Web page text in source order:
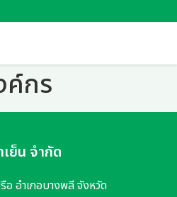
ค์กร
ย็น จำกัด
อำเภอบางพลี จังหวัด